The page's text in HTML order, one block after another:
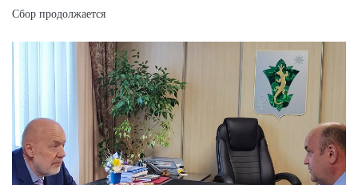
Сбор продолжается